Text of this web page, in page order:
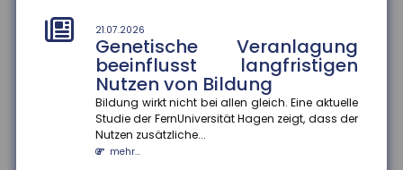
21.07.2026
Genetische Veranlagung
beeinflusst langfristigen
Nutzen von Bildung
Bildung wirkt nicht bei allen gleich. Eine aktuelle
Studie der FernUniversität Hagen zeigt, dass der
Nutzen zusätzliche...
mehr...
von Start-ups
Eine Studie des ZEW Mannheim und der Technischen
Universität München zeigt: Die Persönlichkeit von
Gründer:innen entsche...
mehr...
18.07.2026
Wohnungseigentümer können